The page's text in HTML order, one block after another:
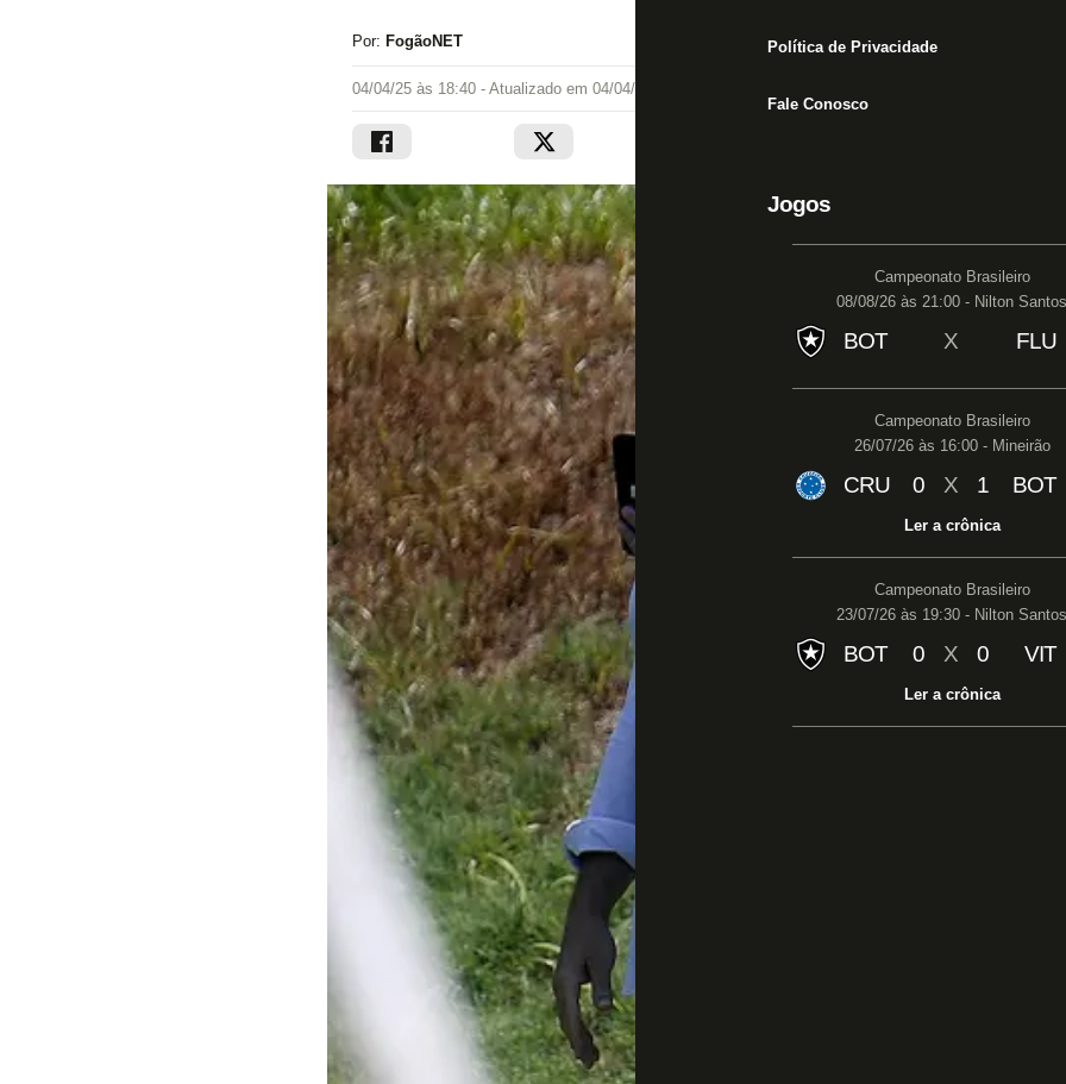
Política de Privacidade
Fale Conosco
Jogos
Campeonato Brasileiro
08/08/26 às 21:00 - Nilton Santos
BOT X FLU
Campeonato Brasileiro
26/07/26 às 16:00 - Mineirão
CRU 0 X 1 BOT
Ler a crônica
Campeonato Brasileiro
23/07/26 às 19:30 - Nilton Santos
BOT 0 X 0 VIT
Ler a crônica
Por: FogãoNET
04/04/25 às 18:40 - Atualizado em 04/04/25 às 18:44